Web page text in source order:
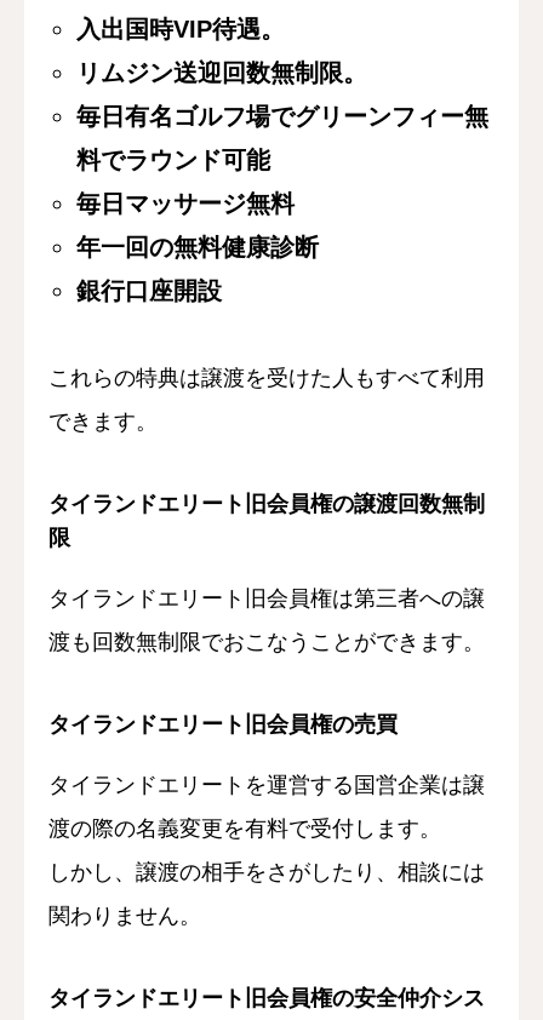
入出国時VIP待遇。
リムジン送迎回数無制限。
毎日有名ゴルフ場でグリーンフィー無
料でラウンド可能
毎日マッサージ無料
年一回の無料健康診断
銀行口座開設
これらの特典は譲渡を受けた人もすべて利用
できます。
タイランドエリート旧会員権の譲渡回数無制
限
タイランドエリート旧会員権は第三者への譲
渡も回数無制限でおこなうことができます。
タイランドエリート旧会員権の売買
タイランドエリートを運営する国営企業は譲
渡の際の名義変更を有料で受付します。
しかし、譲渡の相手をさがしたり、相談には
関わりません。
タイランドエリート旧会員権の安全仲介シス